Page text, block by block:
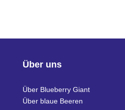
Über uns
Über Blueberry Giant
Über blaue Beeren